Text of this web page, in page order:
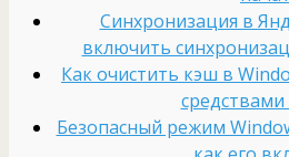
Cинхронизация в
включить
Как очистить кэш в
Безопасный режим